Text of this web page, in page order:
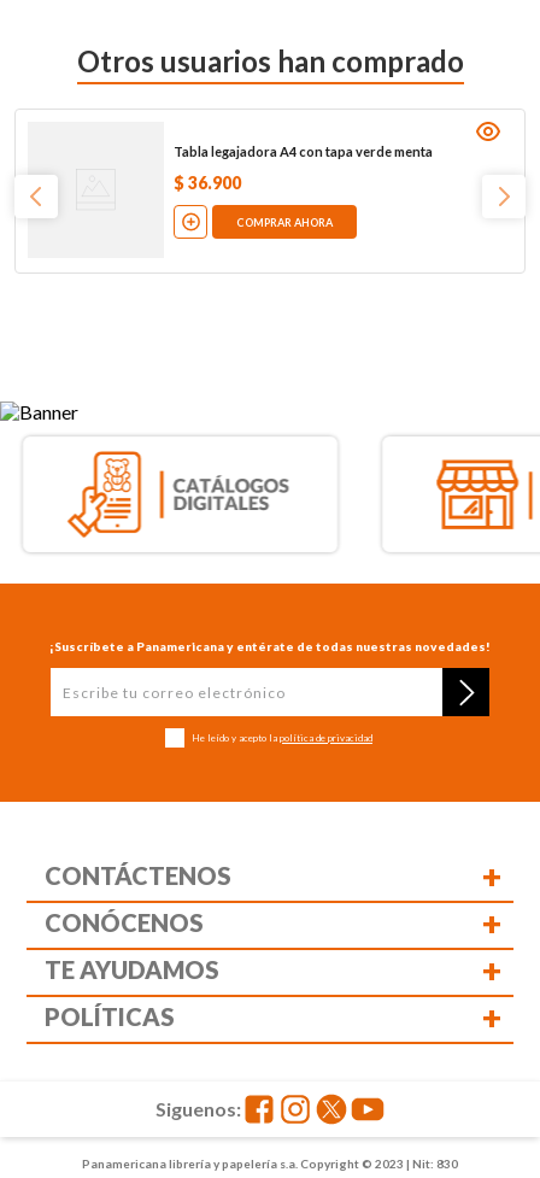
Otros usuarios han comprado
Tabla legajadora A4 con tapa verde menta
$ 36.900
COMPRAR AHORA
¡Suscríbete a Panamericana y entérate de todas nuestras novedades!
He leído y acepto la política de privacidad
CONTÁCTENOS +
CONÓCENOS +
TE AYUDAMOS +
POLÍTICAS +
Panamericana librería y papelería s.a. Copyright © 2023 | Nit: 830
Siguenos: